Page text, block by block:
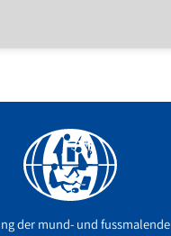
der mund- und
Facebook
YouTube